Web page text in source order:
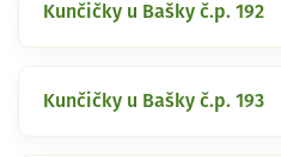
Kunčičky u Bašky č.p. 192
Kunčičky u Bašky č.p. 193